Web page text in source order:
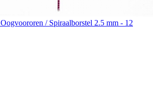
Oogvoororen / Spiraalborstel 2.5 mm - 12